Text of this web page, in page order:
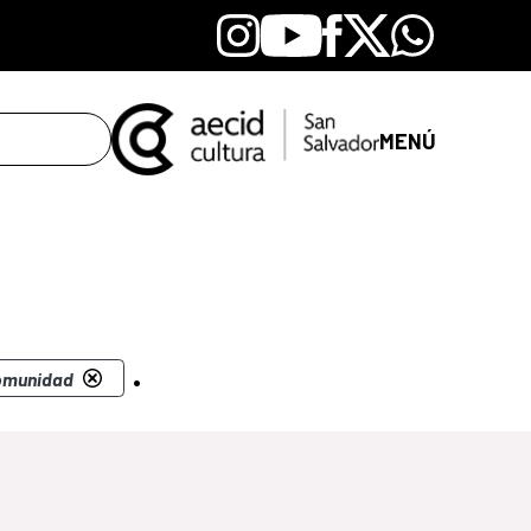
Instagram
YoutubeFacebook
X Whatsapp
MENÚ
.